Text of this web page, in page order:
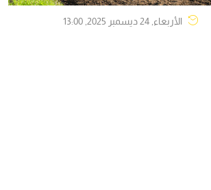
الأربعاء, 24 ديسمبر 2025, 13:00